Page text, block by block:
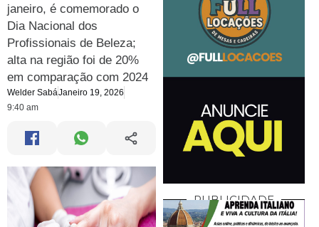
janeiro, é comemorado o
Dia Nacional dos
Profissionais de Beleza;
alta na região foi de 20%
em comparação com 2024
Welder SabáJaneiro 19, 2026
9:40 am
PUBLICIDADE